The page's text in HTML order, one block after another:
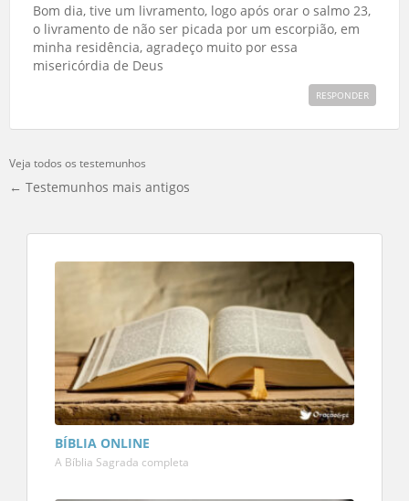
Bom dia, tive um livramento, logo após orar o salmo 23,
o livramento de não ser picada por um escorpião, em
minha residência, agradeço muito por essa
misericórdia de Deus
RESPONDER
Veja todos os testemunhos
← Testemunhos mais antigos
BÍBLIA ONLINE
A Bíblia Sagrada completa